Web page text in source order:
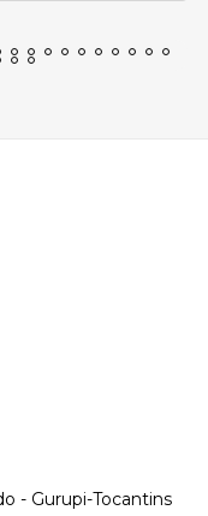
- Gurupi-Tocantins